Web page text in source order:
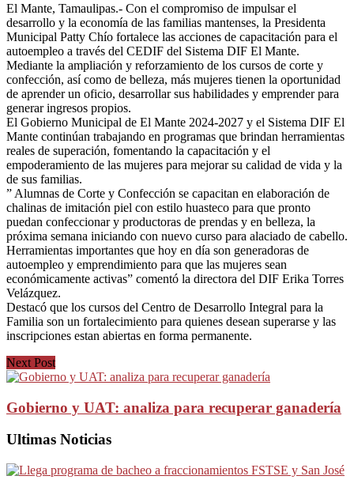
El Mante, Tamaulipas.- Con el compromiso de impulsar el
desarrollo y la economía de las familias mantenses, la Presidenta
Municipal Patty Chío fortalece las acciones de capacitación para el
autoempleo a través del CEDIF del Sistema DIF El Mante.
Mediante la ampliación y reforzamiento de los cursos de corte y
confección, así como de belleza, más mujeres tienen la oportunidad
de aprender un oficio, desarrollar sus habilidades y emprender para
generar ingresos propios.
El Gobierno Municipal de El Mante 2024-2027 y el Sistema DIF El
Mante continúan trabajando en programas que brindan herramientas
reales de superación, fomentando la capacitación y el
empoderamiento de las mujeres para mejorar su calidad de vida y la
de sus familias.
” Alumnas de Corte y Confección se capacitan en elaboración de
chalinas de imitación piel con estilo huasteco para que pronto
puedan confeccionar y productoras de prendas y en belleza, la
próxima semana iniciando con nuevo curso para alaciado de cabello.
Herramientas importantes que hoy en día son generadoras de
autoempleo y emprendimiento para que las mujeres sean
económicamente activas” comentó la directora del DIF Erika Torres
Velázquez.
Destacó que los cursos del Centro de Desarrollo Integral para la
Familia son un fortalecimiento para quienes desean superarse y las
inscripciones estan abiertas en forma permanente.
Next Post
Gobierno y UAT: analiza para recuperar ganadería
Ultimas Noticias